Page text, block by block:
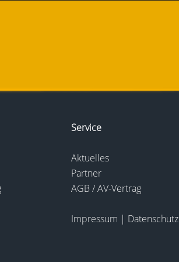
Service
Aktuelles
Partner
AGB / AV-Vertrag
Impressum | Datenschutz